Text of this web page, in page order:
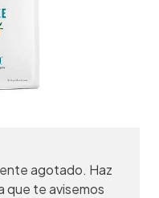
agotado. Haz
que te avisemos